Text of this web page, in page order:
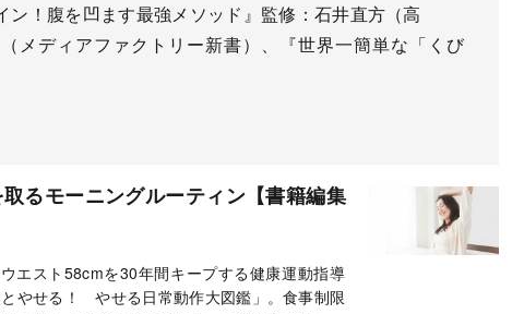
ン！腹を凹ます最強メソッド』監修：石井直方（高
メディアファクトリー新書）、『世界一簡単な「くび
るモーニングルーティン【書籍編集
エスト58cmを30年間キープする健康運動指導
やせる！ やせる日常動作大図鑑」。食事制限